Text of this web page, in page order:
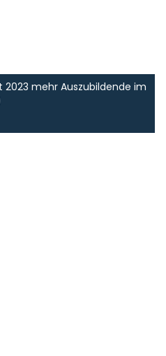
mehr Auszubildende im